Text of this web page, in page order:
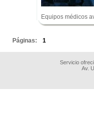
Equipos médicos
Páginas: 1
Servicio
Av.